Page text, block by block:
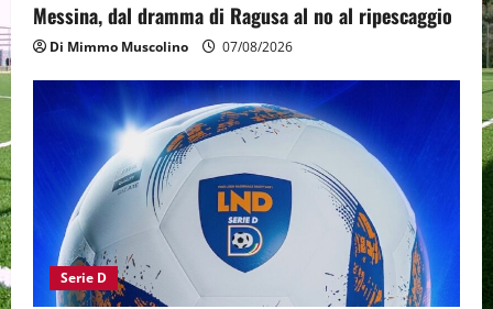
Messina, dal dramma di Ragusa al no al ripescaggio
Di Mimmo Muscolino 07/08/2026
Serie D